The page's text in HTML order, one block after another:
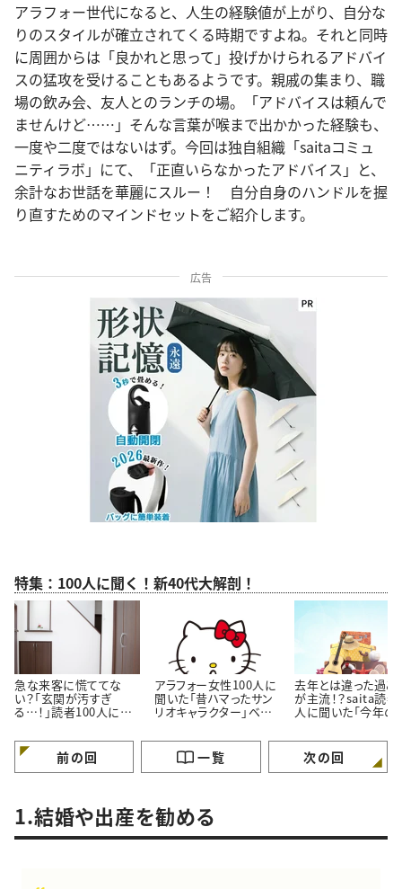
アラフォー世代になると、人生の経験値が上がり、自分な
りのスタイルが確立されてくる時期ですよね。それと同時
に周囲からは「良かれと思って」投げかけられるアドバイ
スの猛攻を受けることもあるようです。親戚の集まり、職
場の飲み会、友人とのランチの場。「アドバイスは頼んで
ませんけど……」そんな言葉が喉まで出かかった経験も、
一度や二度ではないはず。今回は独自組織「saitaコミュ
ニティラボ」にて、「正直いらなかったアドバイス」と、
余計なお世話を華麗にスルー！ 自分自身のハンドルを握
り直すためのマインドセットをご紹介します。
広告
特集：100人に聞く！新40代大解剖！
急な来客に慌ててな
い？「玄関が汚すぎ
る…！」読者100人に聞
ておくコツ」3選
アラフォー女性100人に
聞いた「昔ハマったサン
リオキャラクター」ベス
ーがランクイン
去年とは違った過ご
が主流！？saita読
人に聞いた「今年の
前の回 一覧 次の回
1.結婚や出産を勧める